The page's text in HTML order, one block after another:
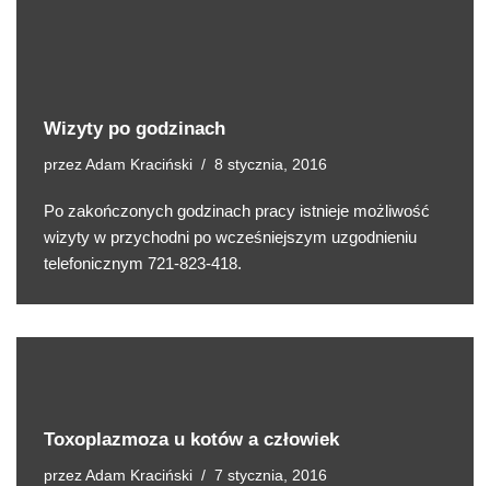
Wizyty po godzinach
przez Adam Kraciński 8 stycznia, 2016
Po zakończonych godzinach pracy istnieje możliwość
wizyty w przychodni po wcześniejszym uzgodnieniu
telefonicznym 721-823-418.
Toxoplazmoza u kotów a człowiek
przez Adam Kraciński 7 stycznia, 2016